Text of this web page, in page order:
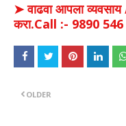
➤ वाढवा आपला व्यवसाय
करा.Call :- 9890
OLDER